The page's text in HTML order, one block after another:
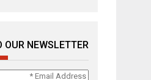
OUR NEWSLETTER
Email